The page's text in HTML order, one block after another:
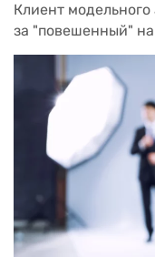
Клиент
за "повешенный"